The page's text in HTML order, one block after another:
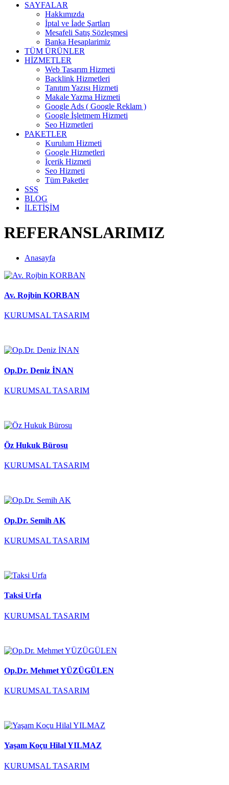
SAYFALAR
Hakkımızda
İptal ve İade Şartları
Mesafeli Satış Sözleşmesi
Banka Hesaplarimiz
TÜM ÜRÜNLER
HİZMETLER
Web Tasarım Hizmeti
Backlink Hizmetleri
Tanıtım Yazısı Hizmeti
Makale Yazma Hizmeti
Google Ads ( Google Reklam )
Google İşletmem Hizmeti
Seo Hizmetleri
PAKETLER
Kurulum Hizmeti
Google Hizmetleri
İçerik Hizmeti
Seo Hizmeti
Tüm Paketler
SSS
BLOG
İLETİŞİM
REFERANSLARIMIZ
Anasayfa
Av. Rojbin KORBAN
KURUMSAL TASARIM
Op.Dr. Deniz İNAN
KURUMSAL TASARIM
Öz Hukuk Bürosu
KURUMSAL TASARIM
Op.Dr. Semih AK
KURUMSAL TASARIM
Taksi Urfa
KURUMSAL TASARIM
Op.Dr. Mehmet YÜZÜGÜLEN
KURUMSAL TASARIM
Yaşam Koçu Hilal YILMAZ
KURUMSAL TASARIM